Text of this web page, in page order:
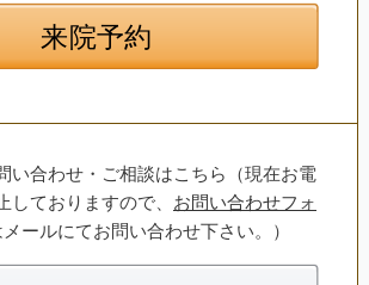
い合わせ・ご相談はこちら（現在お電
しておりますので、 お問い合わせフォ
メールにてお問い合わせ下さい。）